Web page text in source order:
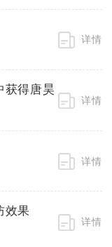
详情
获得唐昊
详情
详情
效果
详情